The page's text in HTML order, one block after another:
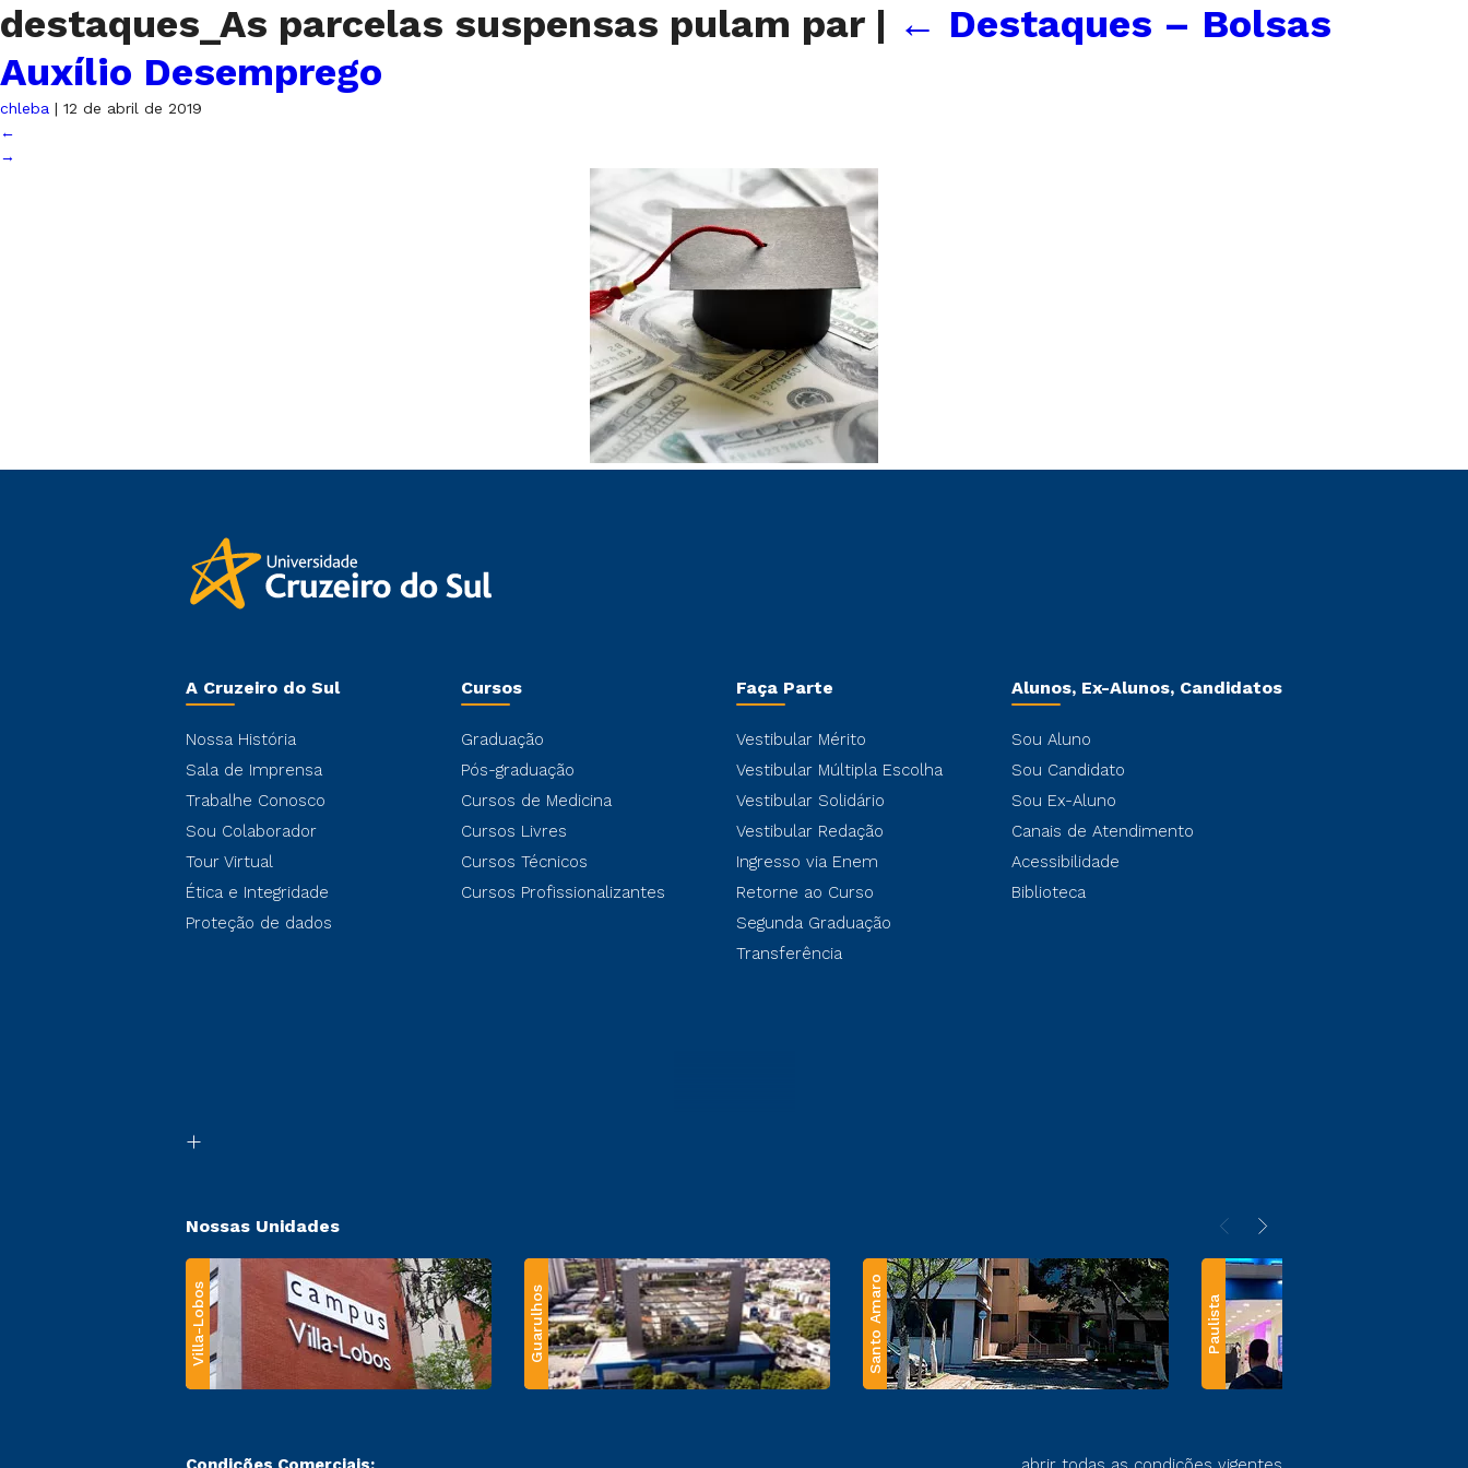
destaques_As parcelas suspensas pulam par | ← Destaques – Bolsas
Auxílio Desemprego
chleba | 12 de abril de 2019
←
→
A Cruzeiro do Sul
Nossa História
Sala de Imprensa
Trabalhe Conosco
Sou Colaborador
Tour Virtual
Ética e Integridade
Proteção de dados
Cursos
Graduação
Pós-graduação
Cursos de Medicina
Cursos Livres
Cursos Técnicos
Cursos Profissionalizantes
Faça Parte
Vestibular Mérito
Vestibular Múltipla Escolha
Vestibular Solidário
Vestibular Redação
Ingresso via Enem
Retorne ao Curso
Segunda Graduação
Transferência
Alunos, Ex-Alunos, Candidatos
Sou Aluno
Sou Candidato
Sou Ex-Aluno
Canais de Atendimento
Acessibilidade
Biblioteca
Nossas Unidades
Villa-Lobos Guarulhos Santo Amaro Paulista